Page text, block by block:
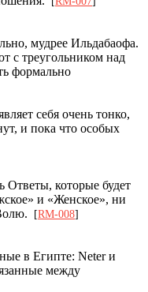
мудрее Ильдабаофа.
с треугольником над
формально
себя очень тонко,
и пока что особых
Ответы, которые будет
и «Женское», ни
[RM-008]
в Египте: Neter и
между